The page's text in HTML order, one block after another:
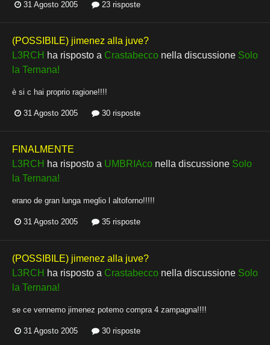
31 Agosto 2005 23 risposte
(POSSIBILE) jimenez alla juve?
L3RCH ha risposto a Crastabecco nella discussione Solo
la Ternana!
è si c hai proprio ragione!!!!
31 Agosto 2005 30 risposte
FINALMENTE
L3RCH ha risposto a UMBRIAco nella discussione Solo
la Ternana!
erano de gran lunga meglio l altoforno!!!!!
31 Agosto 2005 35 risposte
(POSSIBILE) jimenez alla juve?
L3RCH ha risposto a Crastabecco nella discussione Solo
la Ternana!
se ce vennemo jimenez potemo compra 4 zampagna!!!!
31 Agosto 2005 30 risposte